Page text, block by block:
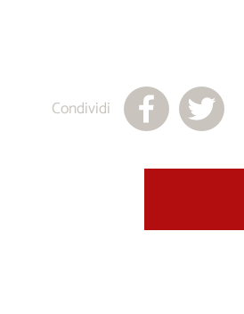
Condividi